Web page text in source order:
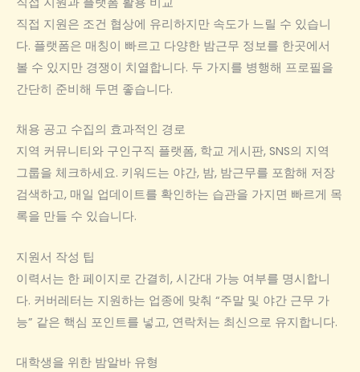
직접 지원은 조건 협상에 유리하지만 속도가 느릴 수 있습니
다. 플랫폼은 매칭이 빠르고 다양한 밤근무 정보를 한곳에서
볼 수 있지만 경쟁이 치열합니다. 두 가지를 병행해 프로필을
간단히 준비해 두면 좋습니다.
채용 공고 수집의 효과적인 경로
지역 커뮤니티와 구인구직 플랫폼, 학교 게시판, SNS의 지역
그룹을 체크하세요. 키워드는 야간, 밤, 밤근무를 포함해 저장
검색하고, 매일 업데이트를 확인하는 습관을 가지면 빠르게 목
록을 만들 수 있습니다.
지원서 작성 팁
이력서는 한 페이지로 간결히, 시간대 가능 여부를 명시합니
다. 커버레터는 지원하는 업종에 맞춰 “주말 및 야간 근무 가
능” 같은 핵심 포인트를 넣고, 연락처는 최신으로 유지합니다.
대학생을 위한 밤알바 유형